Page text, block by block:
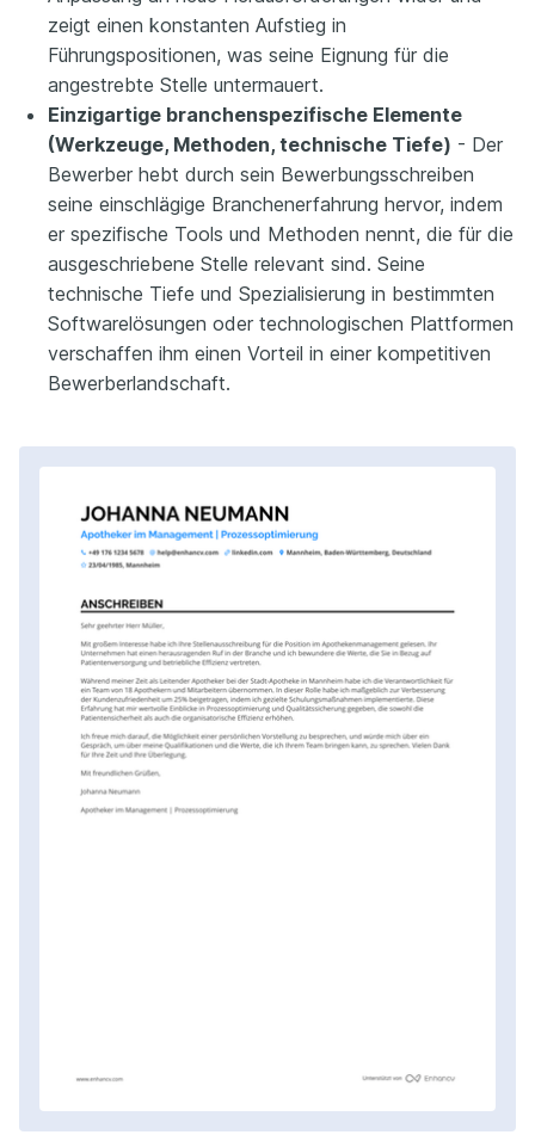
zeigt einen konstanten Aufstieg in
Führungspositionen, was seine Eignung für die
angestrebte Stelle untermauert.
Einzigartige branchenspezifische Elemente
(Werkzeuge, Methoden, technische Tiefe) - Der
Bewerber hebt durch sein Bewerbungsschreiben
seine einschlägige Branchenerfahrung hervor, indem
er spezifische Tools und Methoden nennt, die für die
ausgeschriebene Stelle relevant sind. Seine
technische Tiefe und Spezialisierung in bestimmten
Softwarelösungen oder technologischen Plattformen
verschaffen ihm einen Vorteil in einer kompetitiven
Bewerberlandschaft.